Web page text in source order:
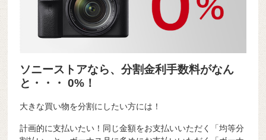
ソニーストアなら、分割金利手数料がなん
と・・・ 0%！
大きな買い物を分割にしたい方には！
計画的に支払いたい！同じ金額をお支払いいただく「均等分